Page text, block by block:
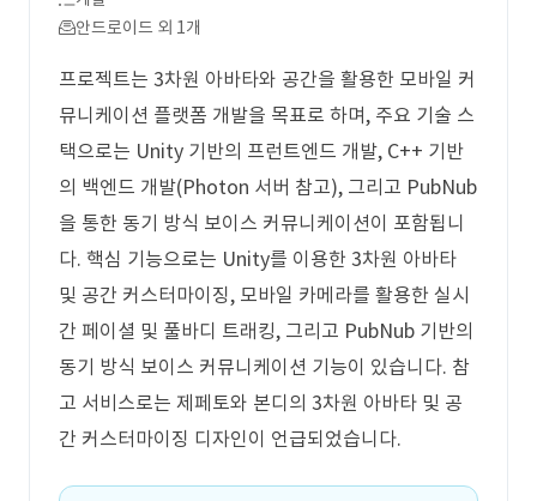
안드로이드 외 1개
프로젝트는 3차원 아바타와 공간을 활용한 모바일 커
뮤니케이션 플랫폼 개발을 목표로 하며, 주요 기술 스
택으로는 Unity 기반의 프런트엔드 개발, C++ 기반
의 백엔드 개발(Photon 서버 참고), 그리고 PubNub
을 통한 동기 방식 보이스 커뮤니케이션이 포함됩니
다. 핵심 기능으로는 Unity를 이용한 3차원 아바타
및 공간 커스터마이징, 모바일 카메라를 활용한 실시
간 페이셜 및 풀바디 트래킹, 그리고 PubNub 기반의
동기 방식 보이스 커뮤니케이션 기능이 있습니다. 참
고 서비스로는 제페토와 본디의 3차원 아바타 및 공
간 커스터마이징 디자인이 언급되었습니다.